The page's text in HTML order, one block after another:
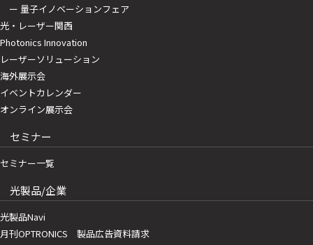
ー 量子イノベーションフェア
光・レーザー関西
Photonics Innovation
レーザーソリューション
海外展示会
イベントカレンダー
オンライン展示会
セミナー
セミナー一覧
光製品/企業
光製品Navi
月刊OPTRONICS 製品広告資料請求